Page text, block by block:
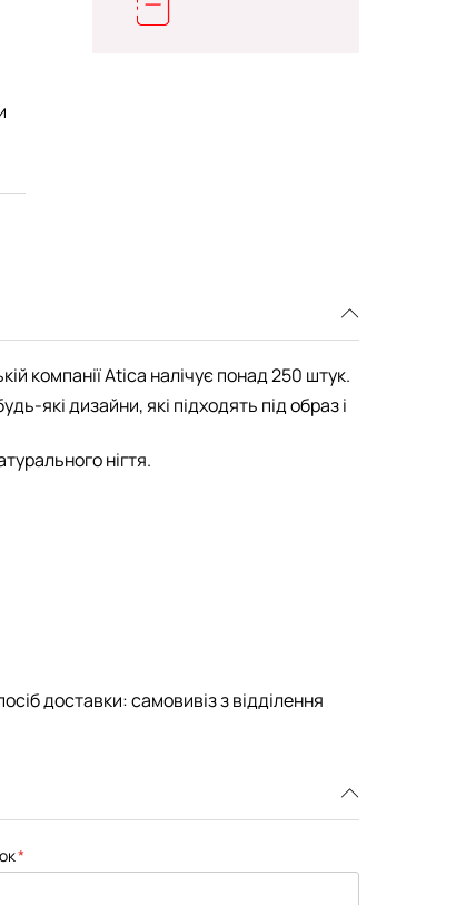
компанії Atica налічує понад 250 штук.
які дизайни, які підходять під образ і
нігтя.
доставки: самовивіз з відділення